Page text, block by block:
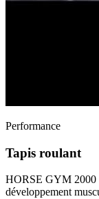
Performance
Tapis roulant
HORSE GYM 2000
développement